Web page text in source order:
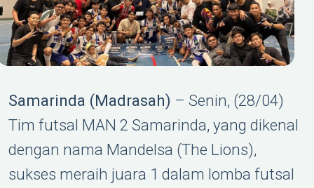
Samarinda (Madrasah) – Senin, (28/04)
Tim futsal MAN 2 Samarinda, yang dikenal
dengan nama Mandelsa (The Lions),
sukses meraih juara 1 dalam lomba futsal